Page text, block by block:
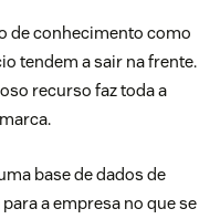
de conhecimento como
tendem a sair na frente.
recurso faz toda a
base de dados de
a empresa no que se